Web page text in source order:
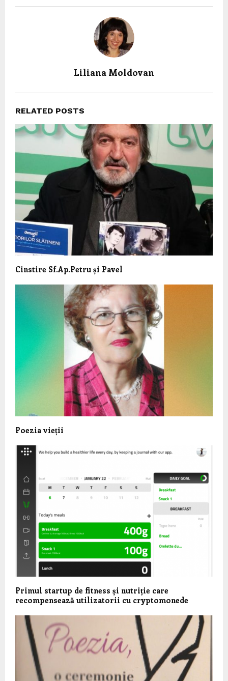
Liliana Moldovan
RELATED POSTS
Cinstire Sf.Ap.Petru și Pavel
Poezia vieții
Primul startup de fitness și nutriție care
recompensează utilizatorii cu cryptomonede